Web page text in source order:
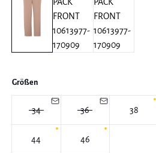
Größen
34 36 38
44 46